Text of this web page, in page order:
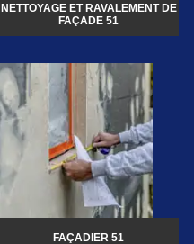
NETTOYAGE ET RAVALEMENT DE
FAÇADE 51
FAÇADIER 51